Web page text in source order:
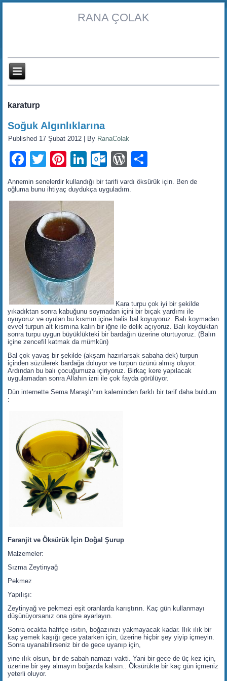
RANA ÇOLAK
karaturp
Soğuk Algınlıklarına
Published 17 Şubat 2012 By RanaColak
Facebook
TwitterPinterest
LinkedIn
Outlook.com
WordPress
Annemin senelerdir kullandığı bir tarifi vardı öksürük için. Ben de
oğluma bunu ihtiyaç duydukça uyguladım.
Kara turpu çok iyi bir şekilde
yıkadıktan sonra kabuğunu soymadan içini bir bıçak yardımı ile
oyuyoruz ve oyulan bu kısmın içine halis bal koyuyoruz. Balı koymadan
evvel turpun alt kısmına kalın bir iğne ile delik açıyoruz. Balı koyduktan
sonra turpu uygun büyüklükteki bir bardağın üzerine oturtuyoruz. (Balın
içine zencefil katmak da mümkün)
Bal çok yavaş bir şekilde (akşam hazırlarsak sabaha dek) turpun
içinden süzülerek bardağa doluyor ve turpun özünü almış oluyor.
Ardından bu balı çocuğumuza içiriyoruz. Birkaç kere yapılacak
uygulamadan sonra Allahın izni ile çok fayda görülüyor.
Dün internette Sema Maraşlı’nın kaleminden farklı bir tarif daha buldum
:
Faranjit ve Öksürük İçin Doğal Şurup
Malzemeler:
Sızma Zeytinyağ
Pekmez
Yapılışı:
Zeytinyağ ve pekmezi eşit oranlarda karıştırın. Kaç gün kullanmayı
düşünüyorsanız ona göre ayarlayın.
Sonra ocakta hafifçe ısıtın, boğazınızı yakmayacak kadar. Ilık ılık bir
kaç yemek kaşığı gece yatarken için, üzerine hiçbir şey yiyip içmeyin.
Sonra uyanabilirseniz bir de gece uyanıp için,
yine ılık olsun, bir de sabah namazı vakti. Yani bir gece de üç kez için,
üzerine bir şey almayın boğazda kalsın.. Öksürükte bir kaç gün içmeniz
yeterli oluyor.